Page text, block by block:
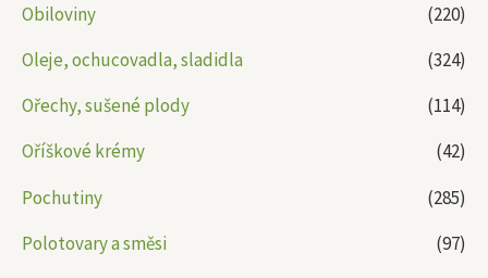
Obiloviny
(220)
Oleje, ochucovadla, sladidla
(324)
Ořechy, sušené plody
(114)
Oříškové krémy
(42)
Pochutiny
(285)
Polotovary a směsi
(97)